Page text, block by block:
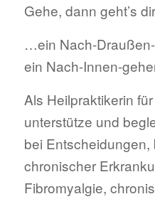
Gehe, dann geht’s
…ein Nach-
ein Nach-Innen-
Als Heilpraktikerin
unterstütze und
bei
chronischer
Fibromyalgie,